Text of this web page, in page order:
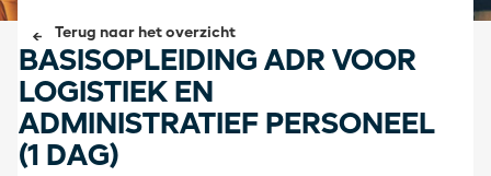
Terug naar het overzicht
BASISOPLEIDING ADR VOOR
LOGISTIEK EN
ADMINISTRATIEF PERSONEEL
(1 DAG)